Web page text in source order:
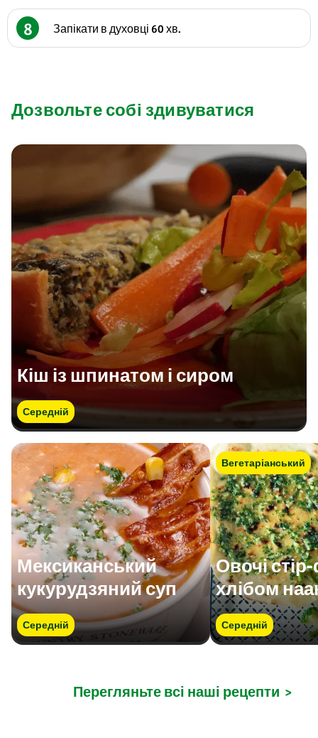
8 Запікати в духовці 60 хв.
Дозвольте собі здивуватися
Кіш із шпинатом і сиром
Середній
Мексиканський
кукурудзяний суп
Середній
Вегетаріанський
Овочі
хлібом
Середній
Перегляньте всі наші рецепти >